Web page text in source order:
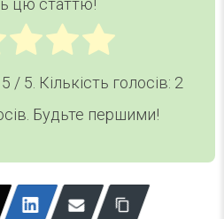
цю статтю!
5 / 5. Кількість голосів: 2
Будьте першими!